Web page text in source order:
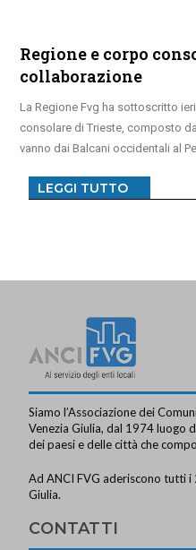
Regione e corpo
collaborazione
La Regione Fvg ha sottoscritto
consolare di Trieste, composto
vanno dai Balcani occidentali al
LEGGI TUTTO
Siamo l’Associazione dei
Venezia Giulia, dal 1974 luogo
dei paesi e delle città che
Ad ANCI FVG aderiscono tutti i
Giulia.
CONTATTI